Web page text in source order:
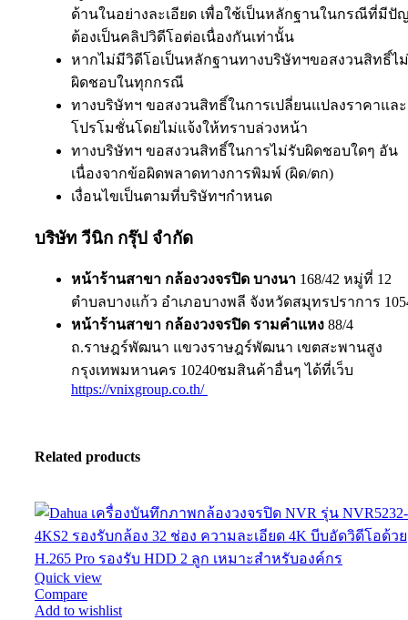
ด้านในอย่างละเอียด เพื่อใช้เป็นหลักฐานในกรณีที่มีปั
ต้องเป็นคลิปวิดีโอต่อเนื่องกันเท่านั้น
หากไม่มีวิดีโอเป็นหลักฐานทางบริษัทฯขอสงวนสิทธิ์ไ
ผิดชอบในทุกกรณี
ทางบริษัทฯ ขอสงวนสิทธิ์ในการเปลี่ยนแปลงราคาและ
โปรโมชั่นโดยไม่แจ้งให้ทราบล่วงหน้า
ทางบริษัทฯ ขอสงวนสิทธิ์ในการไม่รับผิดชอบใดๆ อัน
เนื่องจากข้อผิดพลาดทางการพิมพ์ (ผิด/ตก)
เงื่อนไขเป็นตามที่บริษัทฯกำหนด
บริษัท วีนิก กรุ๊ป จำกัด
หน้าร้านสาขา กล้องวงจรปิด บางนา 168/42 หมู่ที่ 12
ตำบลบางแก้ว อำเภอบางพลี จังหวัดสมุทรปราการ
หน้าร้านสาขา กล้องวงจรปิด รามคำแหง 88/4
ถ.ราษฎร์พัฒนา แขวงราษฎร์พัฒนา เขตสะพานสูง
กรุงเทพมหานคร 10240ชมสินค้าอื่นๆ ได้ที่เว็บ
https://vnixgroup.co.th/
Related products
Quick view
Compare
Add to wishlist